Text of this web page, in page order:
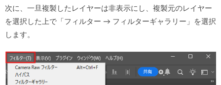
次に、一旦複製したレイヤーは非表示にし、複製元のレイヤー
を選択した上で「フィルター → フィルターギャラリー」を選択
します。